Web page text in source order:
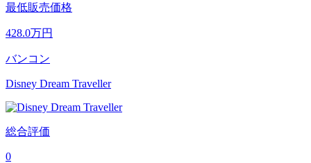
最低販売価格
428.0万円
バンコン
Disney Dream Traveller
総合評価
0